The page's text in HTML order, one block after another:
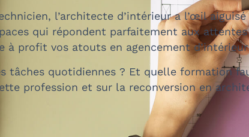
, l’architecte d’intérieur a l’œil
qui répondent parfaitement aux
à profit vos atouts en agencement d’intérieur
tâches quotidiennes ? Et quelle formation
profession et sur la reconversion en